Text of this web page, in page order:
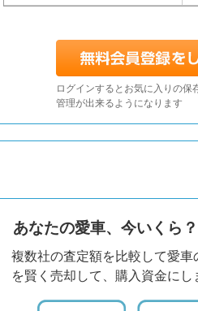
ログインするとお気に入りの保
管理が出来るようになります
あなたの愛車、今いくら？
複数社の査定額を比較して愛
を賢く売却して、購入資金にし